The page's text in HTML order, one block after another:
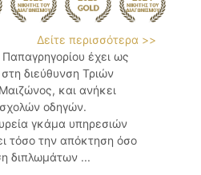
Δείτε περισσότερα >>
έχει ως
διεύθυνση Τριών
και ανήκει
οδηγών.
γκάμα υπηρεσιών
τόσο την απόκτηση όσο
διπλωμάτων ...